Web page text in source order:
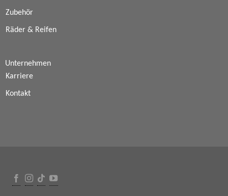
Zubehör
Räder & Reifen
Unternehmen
Karriere
Kontakt